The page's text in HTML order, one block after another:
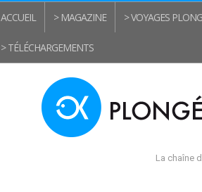
ACCUEIL > MAGAZINE > VOYAGES
> TÉLÉCHARGEMENTS
La chaîne